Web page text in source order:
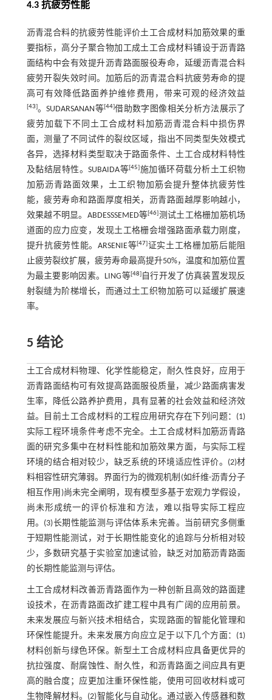
4.3 抗疲劳性能
沥青混合料的抗疲劳性能评价土工合成材料加筋效果的重
要指标，高分子聚合物加工成土工合成材料铺设于沥青路
面结构中会有效提升沥青路面服役寿命，延缓沥青混合料
疲劳开裂失效时间。加筋后的沥青混合料抗疲劳寿命的提
高可有效降低路面养护维修费用，带来可观的经济效益
[43]。SUDARSANAN等[44]借助数字图像相关分析方法展示了
疲劳加载下不同土工合成材料加筋沥青混合料中损伤界
面，测量了不同试件的裂纹区域，指出不同类型失效模式
各异，选择材料类型取决于路面条件、土工合成材料特性
及黏结层特性。SUBAIDA等[45]施加循环荷载分析土工织物
加筋沥青路面效果，土工织物加筋会提升整体抗疲劳性
能，疲劳寿命和路面厚度相关，沥青路面越厚影响越小，
效果越不明显。ABDESSSEMED等[46]测试土工格栅加筋机场
道面的应力应变，发现土工格栅会增强路面承载力刚度，
提升抗疲劳性能。ARSENIE等[47]证实土工格栅加筋后能阻
止疲劳裂纹扩展，疲劳寿命最高提升50%，温度和加筋位置
为最主要影响因素。LING等[48]自行开发了仿真装置发现反
射裂缝为阶梯增长，而通过土工织物加筋可以延缓扩展速
率。
5 结论
土工合成材料物理、化学性能稳定，耐久性良好，应用于
沥青路面结构可有效提高路面服役质量，减少路面病害发
生率，降低公路养护费用，具有显著的社会效益和经济效
益。目前土工合成材料的工程应用研究存在下列问题：(1)
实际工程环境条件考虑不完全。土工合成材料加筋沥青路
面的研究多集中在材料性能和加筋效果方面，与实际工程
环境的结合相对较少，缺乏系统的环境适应性评价。(2)材
料相容性研究薄弱。界面行为的微观机制(如纤维-沥青分子
相互作用)尚未完全阐明，现有模型多基于宏观力学假设，
尚未形成统一的评价标准和方法，难以指导实际工程应
用。(3)长期性能监测与评估体系未完善。当前研究多侧重
于短期性能测试，对于长期性能变化的追踪与分析相对较
少，多数研究基于实验室加速试验，缺乏对加筋沥青路面
的长期性能监测与评估。
土工合成材料改善沥青路面作为一种创新且高效的路面建
设技术，在沥青路面改扩建工程中具有广阔的应用前景。
未来发展应与新兴技术相结合，实现路面的智能化管理和
环保性能提升。未来发展方向应立足于以下几个方面：(1)
材料创新与绿色环保。新型土工合成材料应具备更优异的
抗拉强度、耐腐蚀性、耐久性，和沥青路面之间应具有更
高的融合度；应更加注重环保性能，使用可回收材料或可
生物降解材料。(2)智能化与自动化。通过嵌入传感器和数